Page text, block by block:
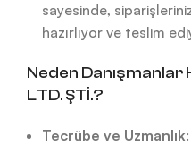
sayesinde,
hazırlıyor ve teslim
Neden Danışmanlar
LTD. ŞTİ.?
Tecrübe ve Uzmanlık